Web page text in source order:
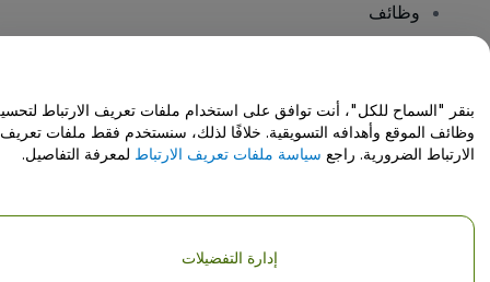
وظائف
مركز المساعدة / اتصل بنا
حقوق النشر © شركة فياجوجو المحدودة 2026
تفاصيل الشركة
بنقر "السماح للكل"، أنت توافق على استخدام ملفات تعريف الارتباط
وظائف الموقع وأهدافه التسويقية. خلافًا لذلك، سنستخدم فقط ملفات تعريف
الارتباط الضرورية. راجع سياسة ملفات تعريف الارتباط لمعرفة التفاصيل.
إدارة التفضيلات